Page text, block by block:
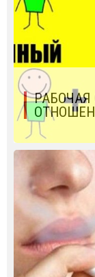
РАБОЧАЯ